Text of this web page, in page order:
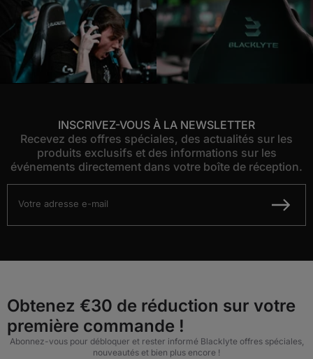
INSCRIVEZ-VOUS À LA NEWSLETTER
Recevez des offres spéciales, des actualités sur les
produits exclusifs et des informations sur les
événements directement dans votre boîte de réception.
Votre adresse e-mail
Obtenez €30 de réduction sur votre
première commande !
Abonnez-vous pour débloquer et rester informé Blacklyte offres spéciales,
nouveautés et bien plus encore !